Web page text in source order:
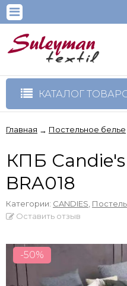
КАТАЛОГ
Главная → Постельное белье
КПБ
BRA018
Категории: CANDIES
Оставить отзыв
-50%